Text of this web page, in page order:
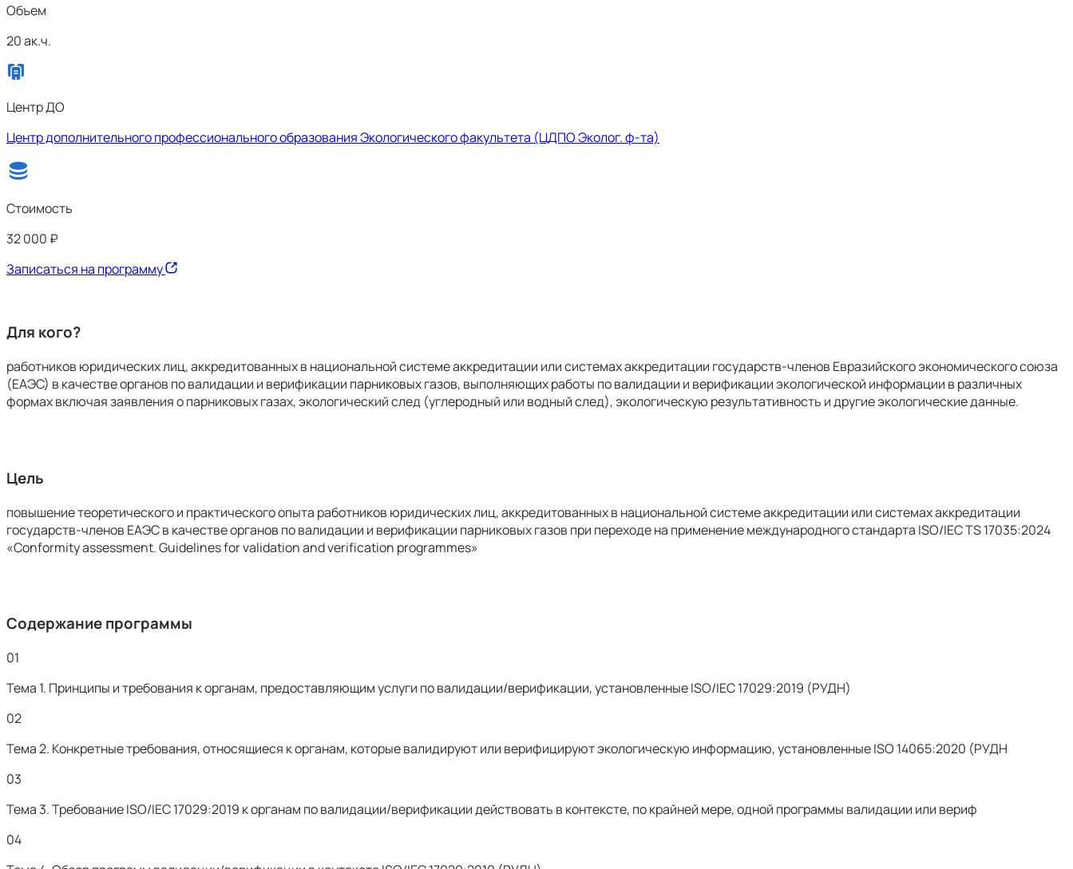
Объем
20 ак.ч.
Центр ДО
Центр дополнительного профессионального образования Экологического факультета (ЦДПО Эколог. ф-та)
Стоимость
32 000 ₽
Записаться на программу
Для кого?
работников юридических лиц, аккредитованных в национальной системе аккредитации или системах аккредитации государств-членов Евразийского экономического союза
(ЕАЭС) в качестве органов по валидации и верификации парниковых газов, выполняющих работы по валидации и верификации экологической информации в различных
формах включая заявления о парниковых газах, экологический след (углеродный или водный след), экологическую результативность и другие экологические данные.
Цель
повышение теоретического и практического опыта работников юридических лиц, аккредитованных в национальной системе аккредитации или системах аккредитации
государств-членов ЕАЭС в качестве органов по валидации и верификации парниковых газов при переходе на применение международного стандарта ISO/IEC TS 17035:2024
«Conformity assessment. Guidelines for validation and verification programmes»
Содержание программы
01
Тема 1. Принципы и требования к органам, предоставляющим услуги по валидации/верификации, установленные ISO/IEC 17029:2019 (РУДН)
02
Тема 2. Конкретные требования, относящиеся к органам, которые валидируют или верифицируют экологическую информацию, установленные ISO 14065:2020 (РУДН
03
Тема 3. Требование ISO/IEC 17029:2019 к органам по валидации/верификации действовать в контексте, по крайней мере, одной программы валидации или вериф
04